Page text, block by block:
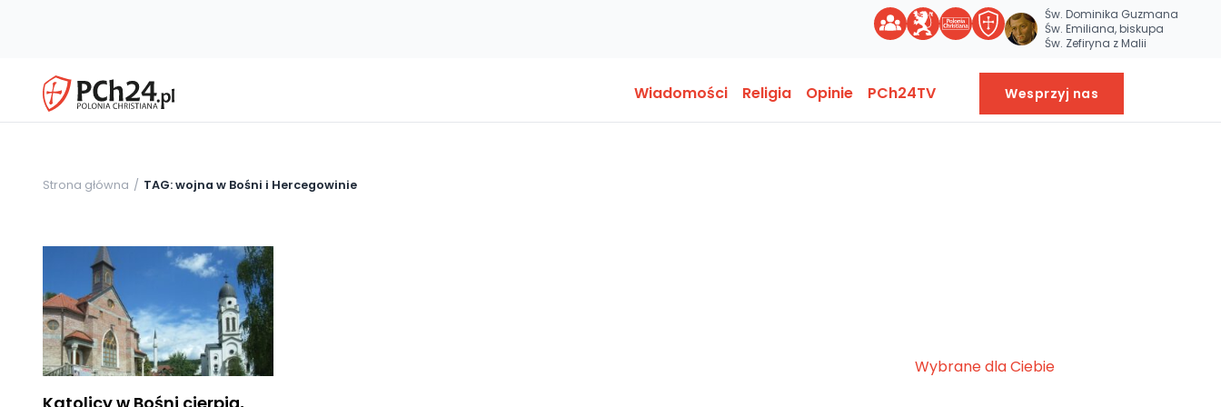
Św. Dominika Guzmana
Św. Emiliana, biskupa
Św. Zefiryna z Malii
Wiadomości Religia Opinie PCh24TV Wesprzyj nas
Strona główna TAG: wojna w Bośni i Hercegowinie
Wybrane dla Ciebie